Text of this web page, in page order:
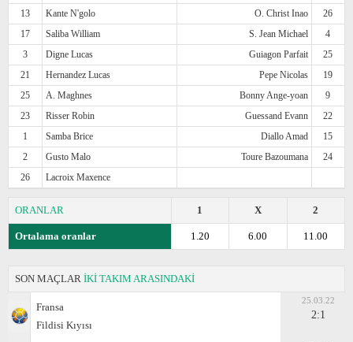
13
Kante N'golo O. Christ Inao
26
17
Saliba William S. Jean Michael
4
3
Digne Lucas Guiagon Parfait
25
21
Hernandez Lucas Pepe Nicolas
19
25
A. Maghnes Bonny Ange-yoan
9
23
Risser Robin Guessand Evann
22
1
Samba Brice Diallo Amad
15
2
Gusto Malo Toure Bazoumana
24
26
Lacroix Maxence
ORANLAR 2
X
1
Ortalama oranlar 11.00
6.00
1.20
SON MAÇLAR İKİ TAKIM ARASINDAKİ
Fransa
Fildisi Kıyısı
25.03.22
2:1